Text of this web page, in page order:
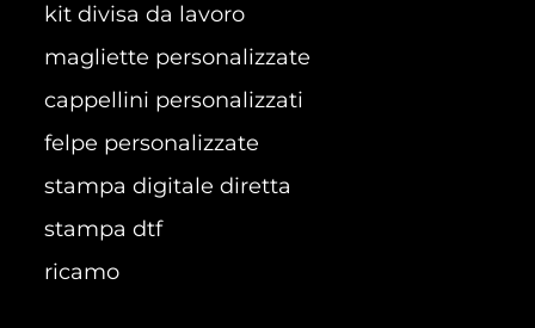
kit divisa da lavoro
magliette personalizzate
cappellini personalizzati
felpe personalizzate
stampa digitale diretta
stampa dtf
ricamo